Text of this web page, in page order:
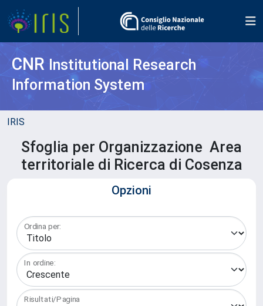
CNR Institutional Research
Information System
IRIS
Sfoglia per Organizzazione Area
territoriale di Ricerca di Cosenza
Opzioni
Ordina per:
In ordine:
Risultati/Pagina